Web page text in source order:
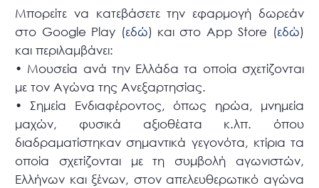
Μπορείτε να κατεβάσετε την εφαρμογή δωρεάν
στο Google Play (εδώ) και στο App Store (εδώ)
και περιλαμβάνει:
• Μουσεία ανά την Ελλάδα τα οποία σχετίζονται
με τον Αγώνα της Ανεξαρτησίας.
• Σημεία Ενδιαφέροντος, όπως ηρώα, μνημεία
μαχών, φυσικά αξιοθέατα κ.λπ. όπου
διαδραματίστηκαν σημαντικά γεγονότα, κτίρια τα
οποία σχετίζονται με τη συμβολή αγωνιστών,
Ελλήνων και ξένων, στον απελευθερωτικό αγώνα